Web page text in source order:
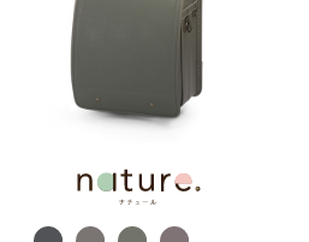
ルは知性を感じるカラー 大人
にぴったりなランドセル